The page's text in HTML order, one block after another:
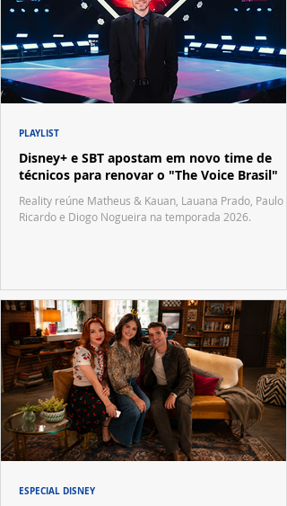
Disney+ e SBT apostam em novo time de
técnicos para renovar o "The Voice Brasil"
Reality reúne Matheus & Kauan, Lauana Prado, Paulo
Ricardo e Diogo Nogueira na temporada 2026.
PLAYLIST
ESPECIAL DISNEY